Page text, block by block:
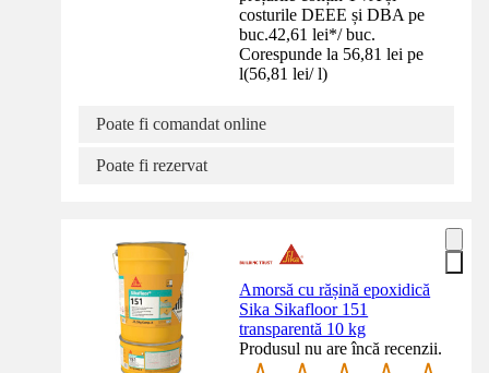
costurile DEEE și DBA pe
buc.42,61 lei*/ buc.
Corespunde la 56,81 lei pe
l(56,81 lei/ l)
Poate fi comandat online
Poate fi rezervat
Amorsă cu rășină epoxidică
Sika Sikafloor 151
transparentă 10 kg
Produsul nu are încă recenzii.